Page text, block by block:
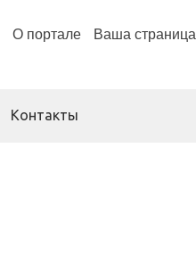
О портале Ваша страница
Контакты